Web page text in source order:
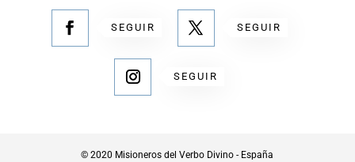
SEGUIR SEGUIR
SEGUIR
© 2020 Misioneros del Verbo Divino - España